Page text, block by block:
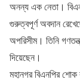
অনন্য এক নেতা।
গুরুত্বপূর্ণ অবদান
অপরিসীম। তিনি
দিয়েছেন।
মহানগর বিএনপির